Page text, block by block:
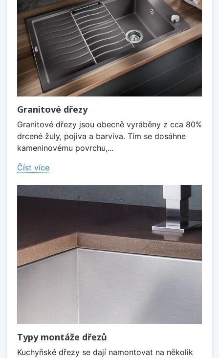
Granitové dřezy
Granitové dřezy jsou obecně vyráběny z cca 80%
drcené žuly, pojiva a barviva. Tím se dosáhne
kameninovému povrchu,...
Číst více
Typy montáže dřezů
Kuchyňské dřezy se dají namontovat na několik